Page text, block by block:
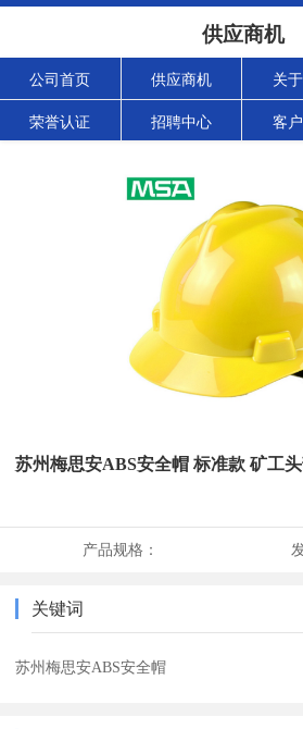
供应商机
公司首页 供应商机 关
荣誉认证 招聘中心 客
苏州梅思安ABS安全帽 标准款 矿工
产品规格：
关键词
苏州梅思安ABS安全帽